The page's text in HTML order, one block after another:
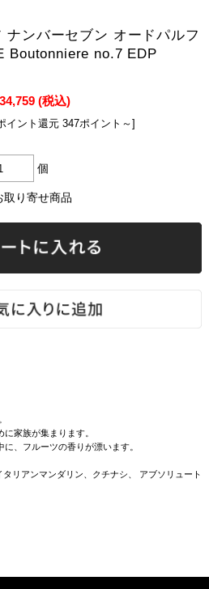
ナンバーセブン オードパルフ
Boutonniere no.7 EDP
(税込)
イント還元 347ポイント～]
個
取り寄せ商品
家族が集まります。
、フルーツの香りが漂います。
リアンマンダリン、クチナシ、 アブソリュート